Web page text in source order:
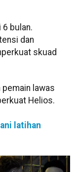
bulan.
dan
skuad
pemain lawas
Helios.
latihan